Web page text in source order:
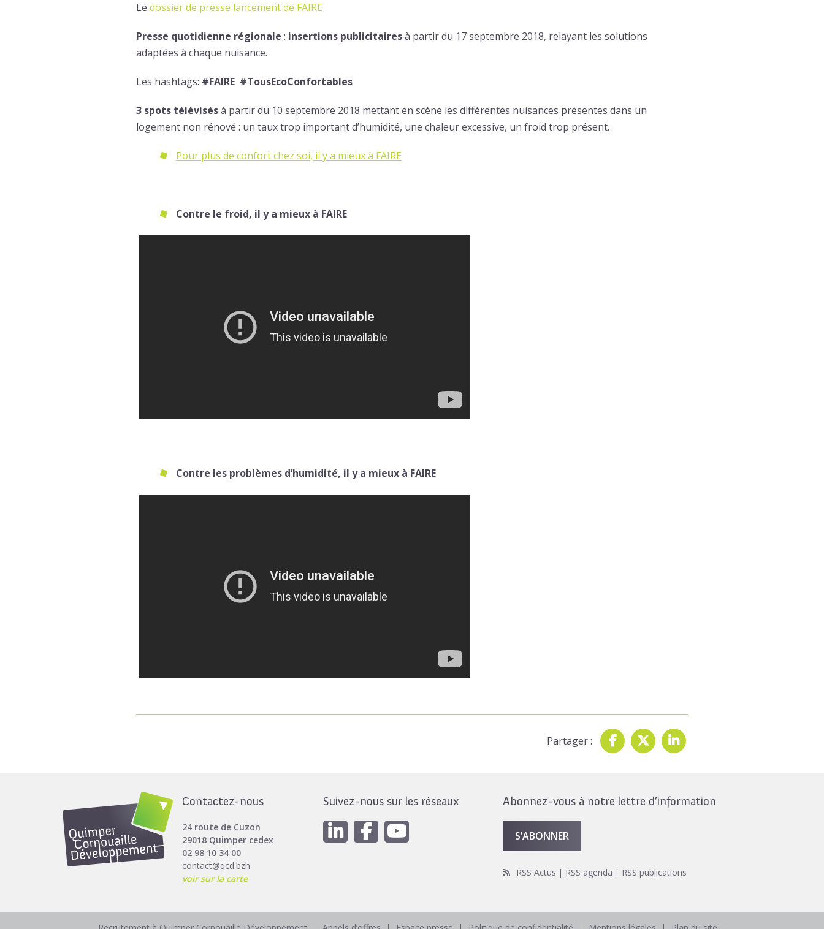
Le dossier de presse lancement de FAIRE
Presse quotidienne régionale : insertions publicitairesà partir du 17 septembre 2018, relayant les solutions
adaptées à chaque nuisance.
Les hashtags: #FAIRE #TousEcoConfortables
3 spots télévisésà partir du 10 septembre 2018 mettant en scène les différentes nuisances présentes dans un
logement non rénové : un taux trop important d’humidité, une chaleur excessive, un froid trop présent.
Pour plus de confort chez soi, il y a mieux à FAIRE
Contre le froid, il y a mieux à FAIRE
Contre les problèmes d’humidité, il y a mieux à FAIRE
Partager :
Contactez-nous
24 route de Cuzon
29018 Quimper cedex
02 98 10 34 00
contact@qcd.bzh
voir sur la carte
Suivez-nous sur les réseaux Abonnez-vous à notre lettre d’information
S’ABONNER
RSS Actus RSS agenda RSS publications